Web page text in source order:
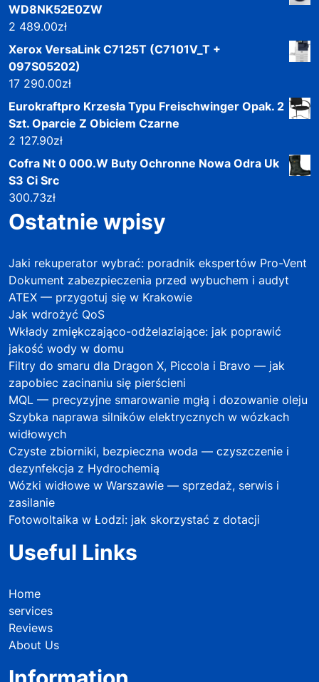
WD8NK52E0ZW
2 489.00zł
Xerox VersaLink C7125T (C7101V_T +
097S05202)
17 290.00zł
Eurokraftpro Krzesła Typu Freischwinger Opak. 2
Szt. Oparcie Z Obiciem Czarne
2 127.90zł
Cofra Nt 0 000.W Buty Ochronne Nowa Odra Uk
S3 Ci Src
300.73zł
Ostatnie wpisy
Jaki rekuperator wybrać: poradnik ekspertów Pro-Vent
Dokument zabezpieczenia przed wybuchem i audyt
ATEX — przygotuj się w Krakowie
Jak wdrożyć QoS
Wkłady zmiękczająco-odżelaziające: jak poprawić
jakość wody w domu
Filtry do smaru dla Dragon X, Piccola i Bravo — jak
zapobiec zacinaniu się pierścieni
MQL — precyzyjne smarowanie mgłą i dozowanie oleju
Szybka naprawa silników elektrycznych w wózkach
widłowych
Czyste zbiorniki, bezpieczna woda — czyszczenie i
dezynfekcja z Hydrochemią
Wózki widłowe w Warszawie — sprzedaż, serwis i
zasilanie
Fotowoltaika w Łodzi: jak skorzystać z dotacji
Useful Links
Home
services
Reviews
About Us